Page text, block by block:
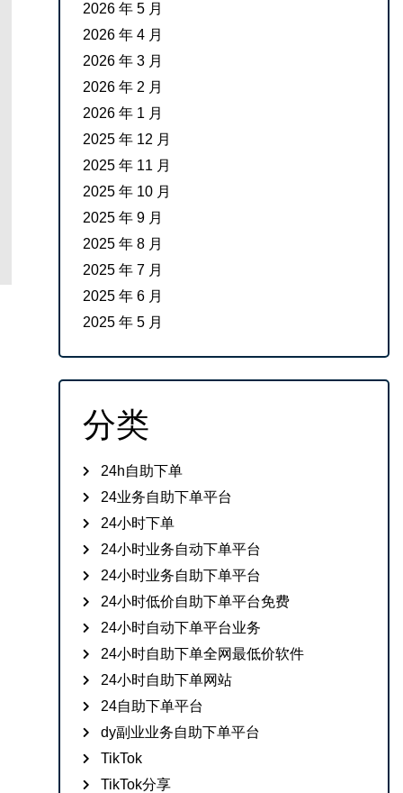
2026 年 5 月
2026 年 4 月
2026 年 3 月
2026 年 2 月
2026 年 1 月
2025 年 12 月
2025 年 11 月
2025 年 10 月
2025 年 9 月
2025 年 8 月
2025 年 7 月
2025 年 6 月
2025 年 5 月
分类
24h自助下单
24业务自助下单平台
24小时下单
24小时业务自动下单平台
24小时业务自助下单平台
24小时低价自助下单平台免费
24小时自动下单平台业务
24小时自助下单全网最低价软件
24小时自助下单网站
24自助下单平台
dy副业业务自助下单平台
TikTok
TikTok分享